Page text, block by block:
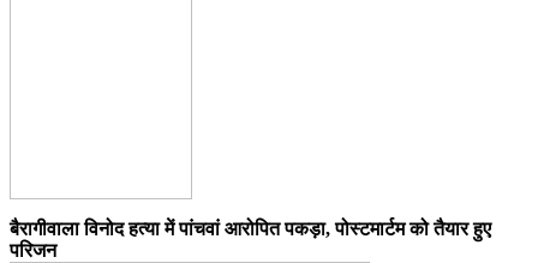
बैरागीवाला विनोद हत्या में पांचवां आरोपित पकड़ा, पोस्टमार्टम को तैयार हुए
परिजन